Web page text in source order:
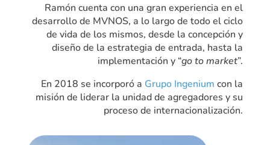
Ramón cuenta con una gran experiencia en el
desarrollo de MVNOS, a lo largo de todo el ciclo
de vida de los mismos, desde la concepción y
diseño de la estrategia de entrada, hasta la
implementación y “go to market”.
En 2018 se incorporó a Grupo Ingenium con la
misión de liderar la unidad de agregadores y su
proceso de internacionalización.